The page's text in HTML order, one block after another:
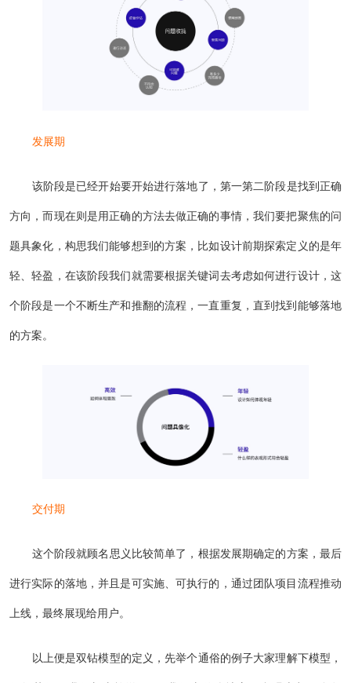
发展期
该阶段是已经开始要开始进行落地了，第一第二阶段是找到正确
方向，而现在则是用正确的方法去做正确的事情，我们要把聚焦的问
题具象化，构思我们能够想到的方案，比如设计前期探索定义的是年
轻、轻盈，在该阶段我们就需要根据关键词去考虑如何进行设计，这
个阶段是一个不断生产和推翻的流程，一直重复，直到找到能够落地
的方案。
交付期
这个阶段就顾名思义比较简单了，根据发展期确定的方案，最后
进行实际的落地，并且是可实施、可执行的，通过团队项目流程推动
上线，最终展现给用户。
以上便是双钻模型的定义，先举个通俗的例子大家理解下模型，